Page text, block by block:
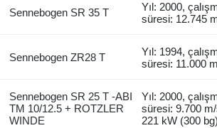
Sennebogen SR 35 T
Yıl: 2000,
süresi: 12.745
Sennebogen ZR28 T
Yıl: 1994,
süresi: 11.000
Sennebogen SR 25 T -ABI
TM 10/12.5 + ROTZLER
WINDE
Yıl: 2000,
süresi: 9.700
221 kW (300 bg)